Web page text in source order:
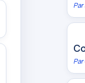
Par
Par